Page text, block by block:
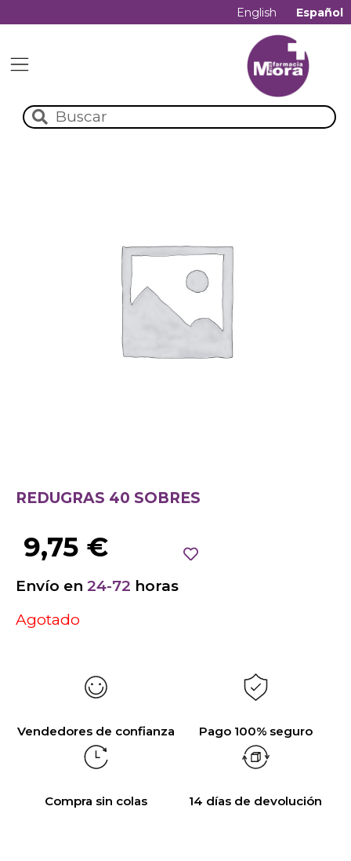
English Español
REDUGRAS 40 SOBRES
9,75 €
Envío en 24-72 horas
Agotado
Vendedores de confianza Pago 100% seguro
Compra sin colas 14 días de devolución